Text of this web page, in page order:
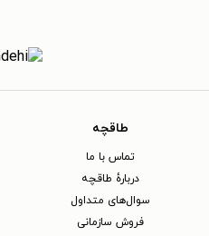
طاقچه
تماس با ما
دربارهٔ طاقچه
سوال‌های متداول
فروش سازمانی